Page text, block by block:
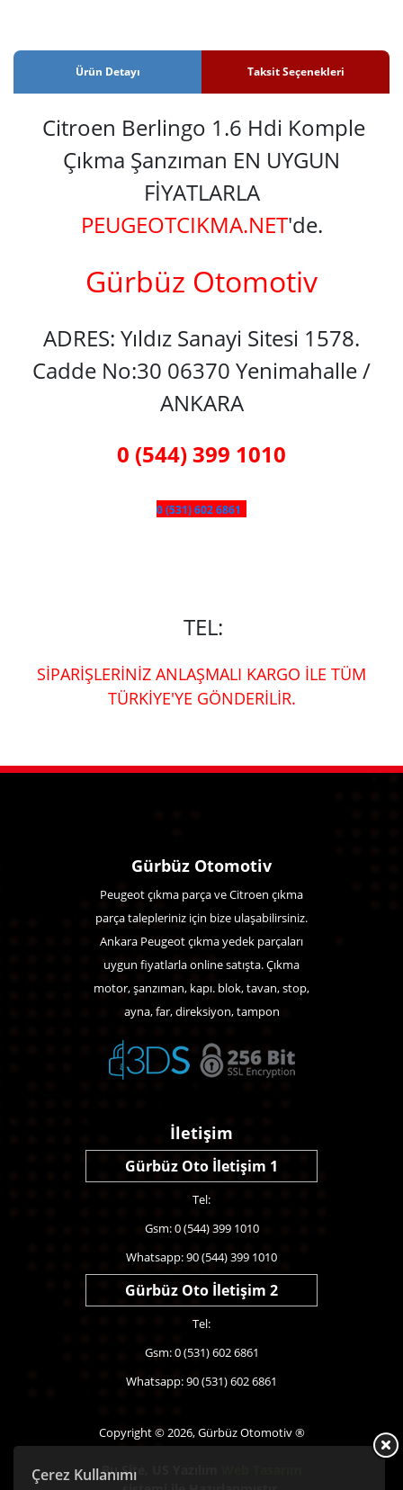
Ürün Detayı Taksit Seçenekleri
Citroen Berlingo 1.6 Hdi Komple
Çıkma Şanzıman EN UYGUN
FİYATLARLA
PEUGEOTCIKMA.NET'de.
Gürbüz Otomotiv
ADRES: Yıldız Sanayi Sitesi 1578.
Cadde No:30 06370 Yenimahalle /
ANKARA
0 (544) 399 1010
0 (531) 602 6861
TEL:
SİPARİŞLERİNİZ ANLAŞMALI KARGO İLE TÜM
TÜRKİYE'YE GÖNDERİLİR.
Çerez Kullanımı
Gürbüz Otomotiv
Peugeot çıkma parça ve Citroen çıkma
parça talepleriniz için bize ulaşabilirsiniz.
Ankara Peugeot çıkma yedek parçaları
uygun fiyatlarla online satışta. Çıkma
motor, şanzıman, kapı. blok, tavan, stop,
ayna, far, direksiyon, tampon
İletişim
Gürbüz Oto İletişim 1
Tel:
Gsm: 0 (544) 399 1010
Whatsapp: 90 (544) 399 1010
Gürbüz Oto İletişim 2
Tel:
Gsm: 0 (531) 602 6861
Whatsapp: 90 (531) 602 6861
Copyright © 2026, Gürbüz Otomotiv ®
Bu Site,